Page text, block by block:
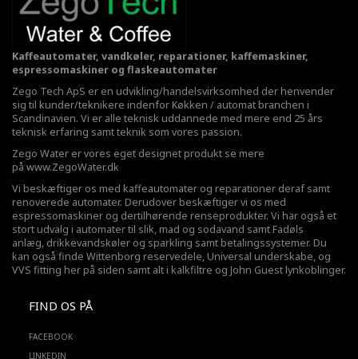
Kaffeautomater, vandkøler, reparationer, kaffemaskiner,
espressomaskiner og flaskeautomater
Zego Tech ApS er en udvikling/handelsvirksomhed der henvender
sig til kunder/teknikere indenfor Køkken / automat branchen i
Scandinavien. Vi er alle teknisk uddannede med mere end 25 års
teknisk erfaring samt teknik som vores passion.
Zego Water er vores eget designet produkt se mere
på www.ZegoWater.dk
Vi beskæftiger os med kaffeautomater og reparationer deraf samt
renoverede automater. Derudover beskæftiger vi os med
espressomaskiner og dertilhørende renseprodukter. Vi har også et
stort udvalg i automater til slik, mad og sodavand samt Fadøls
anlæg, drikkevandskøler og sparkling samt betalingssystemer. Du
kan også finde Wittenborg reservedele, Universal underskabe, og
VVS fitting her på siden samt alt i kalkfiltre og John Guest lynkoblinger.
FIND OS PÅ
FACEBOOK
LINKEDIN